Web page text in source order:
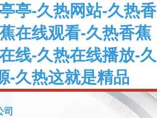
亭-久热网站-久热香
在线观看-久热香蕉
线-久热在线播放-久
-久热这就是精品
司